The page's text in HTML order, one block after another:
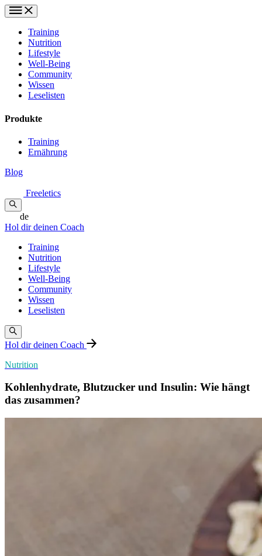
Training
Nutrition
Lifestyle
Well-Being
Community
Wissen
Leselisten
Produkte
Training
Ernährung
Blog
Freeletics
de
Hol dir deinen Coach
Training
Nutrition
Lifestyle
Well-Being
Community
Wissen
Leselisten
Hol dir deinen Coach
Nutrition
Kohlenhydrate, Blutzucker und Insulin: Wie hängt
das zusammen?